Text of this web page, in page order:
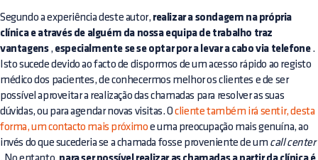
Segundo a experiência deste autor, realizar a sondagem na própria
clínica e através de alguém da nossa equipa de trabalho traz
vantagens, especialmente se se optar por a levar a cabo via telefone.
Isto sucede devido ao facto de dispormos de um acesso rápido ao registo
médico dos pacientes, de conhecermos melhor os clientes e de ser
possível aproveitar a realização das chamadas para resolver as suas
dúvidas, ou para agendar novas visitas. Ocliente também irá sentir, desta
forma, um contacto mais próximo e uma preocupação mais genuína, ao
invés do que sucederia se a chamada fosse proveniente de um call center